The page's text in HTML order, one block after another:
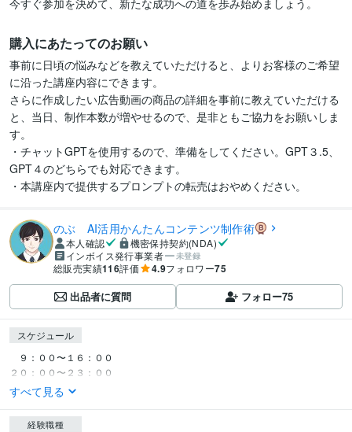
今すぐ参加を決めて、新たな成功への道を歩み始めましょう。
購入にあたってのお願い
事前に日頃の悩みなどを教えていただけると、よりお客様のご希望
に沿った講座内容にできます。
さらに作成したい広告動画の商品の詳細を事前に教えていただける
と、当日、制作本数が増やせるので、是非ともご協力をお願いしま
す。
・チャットGPTを使用するので、準備をしてください。GPT３.5、
GPT４のどちらでも対応できます。
・本講座内で提供するプロンプトの転売はおやめください。
のぶ AI活用かんたんコンテンツ制作術
本人確認
機密保持契約(NDA)
インボイス発行事業者
未登録
総販売実績116評価 4.9フォロワー75
出品者に質問 フォロー75
スケジュール
９：００〜１６：００
２０：００〜２３：００
すべて見る
経験職種